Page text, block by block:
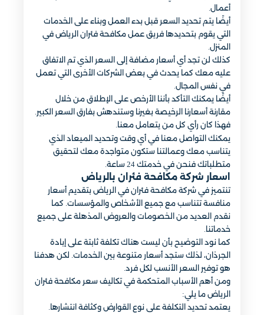
أعمال.
أيضًا يتم تحديد السعر قبل بدء العمل وبناء على الخدمات
التي يقوم بتحديدها فريق عمل مكافحة فئران الرياض في
المنزل.
كذلك لن تجد أي أسعار مضافة إلى السعر الذي تم الاتفاق
عليه معك كما يحدث في بعض الشركات الأخرى التي تعمل
في نفس المجال.
أيضًا يمكنك التأكد بأننا الأرخص على الإطلاق من خلال
مقارنة أسعارنا الرخيصة بغيرنا وستندهش بفارق السعر الكبير.
فهذا كان رأي كل من يتعامل معنا.
يمكنك التواصل معنا في أي وقت وتحديد الميعاد الذي
يتناسب معك وعمالتنا ستكون متواجدة معك لتحقيق
متطلباتك فنحن في خدمتك 24 ساعة.
اسعار شركة مكافحة فئران بالرياض
تنتميز في شركة مكافحة فئران في الرياض بتقديم أسعار
منافسة تتناسب مع جميع الأشخاص والمؤسسات. كما
نقدم العديد من الخصومات والعروض المذهلة على جميع
خدماتنا.
كما نود التوضيح بأن ليست هناك تكلفة ثابتة على إبادة
الجرذان، لذلك ستجد أسعار متنوعة بين الخدمات. لكن هدفنا
هو توفير السعر الأنسب لكل فرد.
ومن أهم الأسباب المتحكمة في تكاليف سعر مكافحة فئران
الرياض ما يلي:
يعتمد تحديد التكلفة على نوع القوارض وكثافة انتشارها.